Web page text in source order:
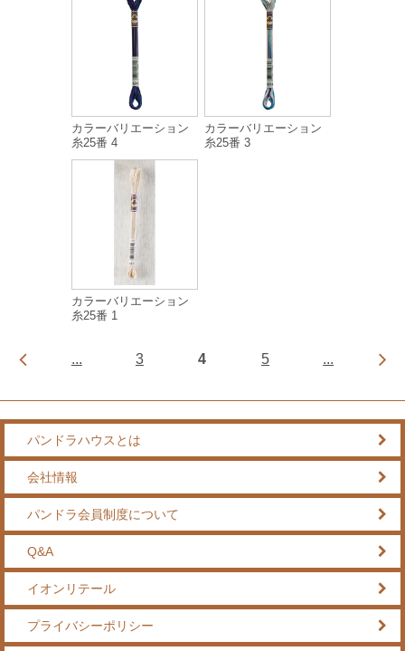
カラーバリエーション
糸25番 4
カラーバリエーション
糸25番 3
カラーバリエーション
糸25番 1
... 3 4 5 ...
パンドラハウスとは
会社情報
パンドラ会員制度について
Q&A
イオンリテール
プライバシーポリシー